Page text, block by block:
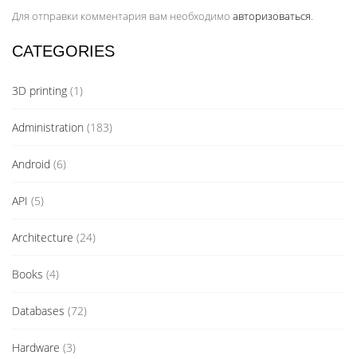
Для отправки комментария вам необходимо авторизоваться.
CATEGORIES
3D printing (1)
Administration (183)
Android (6)
API (5)
Architecture (24)
Books (4)
Databases (72)
Hardware (3)